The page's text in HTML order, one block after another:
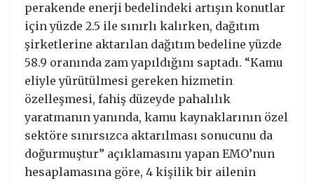
perakende enerji bedelindeki artışın konutlar
için yüzde 2.5 ile sınırlı kalırken, dağıtım
şirketlerine aktarılan dağıtım bedeline yüzde
58.9 oranında zam yapıldığını saptadı. “Kamu
eliyle yürütülmesi gereken hizmetin
özelleşmesi, fahiş düzeyde pahalılık
yaratmanın yanında, kamu kaynaklarının özel
sektöre sınırsızca aktarılması sonucunu da
doğurmuştur” açıklamasını yapan EMO’nun
hesaplamasına göre, 4 kişilik bir ailenin